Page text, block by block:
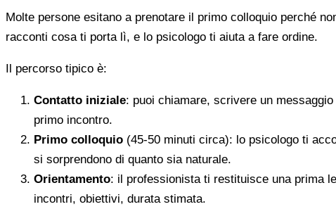
Molte persone esitano a prenotare il primo colloquio perché
racconti cosa ti porta lì, e lo psicologo ti aiuta a fare ordine.
Il percorso tipico è:
Contatto iniziale: puoi chiamare, scrivere un
primo incontro.
Primo colloquio (45-50 minuti circa): lo psicologo ti
si sorprendono di quanto sia naturale.
Orientamento: il professionista ti restituisce una prima
incontri, obiettivi, durata stimata.